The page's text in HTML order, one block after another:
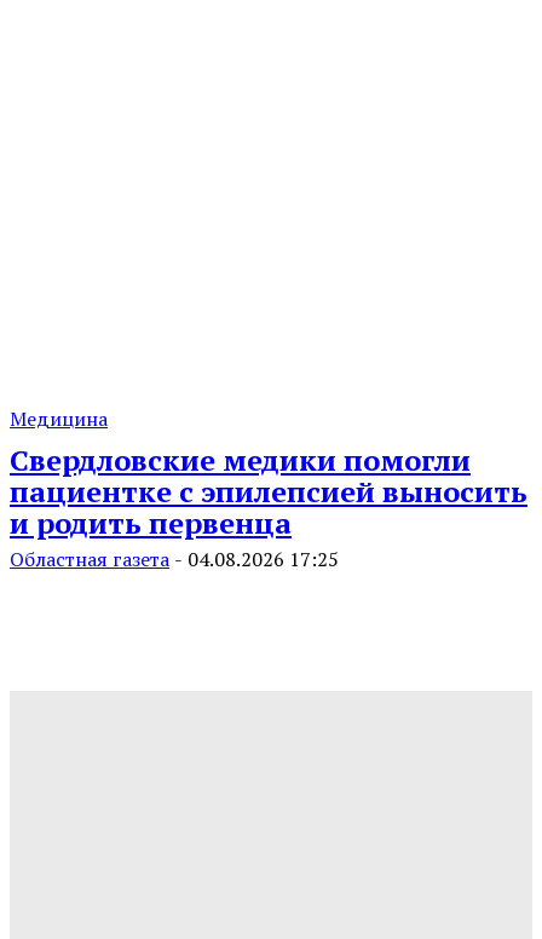
Медицина
Свердловские медики помогли
пациентке с эпилепсией выносить
и родить первенца
Областная газета - 04.08.2026 17:25